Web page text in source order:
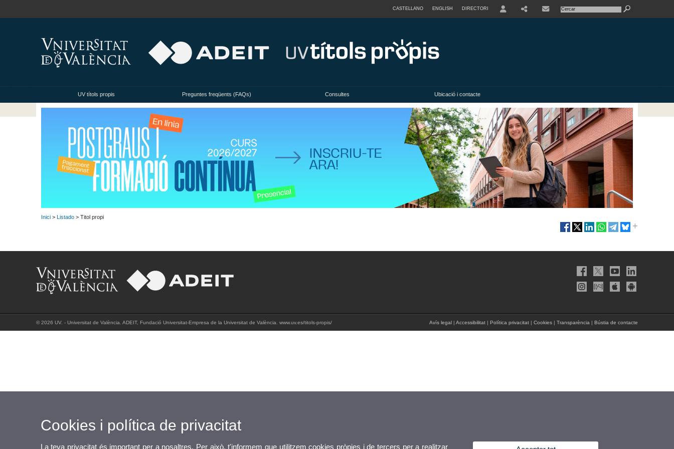
CASTELLANO ENGLISH DIRECTORI
UV títols propis Preguntes freqüents (FAQs) Consultes Ubicació i contacte
Inici > Listado > Titol propi
© 2026 UV. - Universitat de València. ADEIT, Fundació Universitat-Empresa de la Universitat de València. www.uv.es/titols-propis/ Avís legal | Accessibilitat | Política privacitat | Cookies | Transparència | Bústia de contacte
Cookies i política de privacitat
La teva privacitat és important per a nosaltres. Per això, t'informem que utilitzem cookies pròpies i de tercers per a realitzar